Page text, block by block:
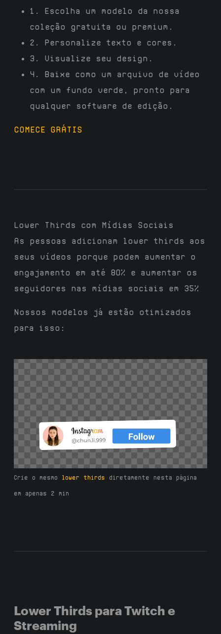
1. Escolha um modelo da nossa
coleção gratuita ou premium.
2. Personalize texto e cores.
3. Visualize seu design.
4. Baixe como um arquivo de vídeo
com um fundo verde, pronto para
qualquer software de edição.
COMECE GRÁTIS
Lower Thirds com Mídias Sociais
As pessoas adicionam lower thirds aos
seus vídeos porque podem aumentar o
engajamento em até 80% e aumentar os
seguidores nas mídias sociais em 35%
Nossos modelos já estão otimizados
para isso:
Crie o mesmo lower thirds diretamente nesta página
em apenas 2 min
Lower Thirds para Twitch e
Streaming